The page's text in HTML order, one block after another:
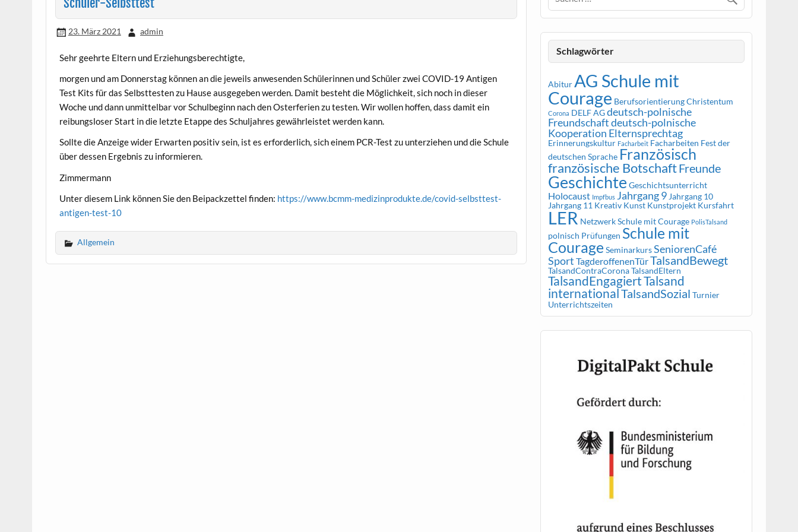
23. März 2021 admin
Sehr geehrte Eltern und Erziehungsberechtigte,
morgen und am Donnerstag können an die jeweils anwesenden Schülerinnen und Schüler zwei COVID-19 Antigen
Test Kits für das Selbsttesten zu Hause ausgegeben werden. Damit besteht die Möglichkeit, sich noch in dieser
Woche und dann unmittelbar vor Schulbeginn nach den Osterferien zu testen. Wir wollen hoffen, dass damit ein
reibungsloser Start in die letzte Etappe des Schuljahres gewährleistet werden kann.
Sollte die Anzeige wider Erwarten positiv sein, ist es erforderlich, sich einem PCR-Test zu unterziehen und die Schule
über dessen Ergebnis zu informieren.
Zimmermann
Unter diesem Link können Sie den Beipackzettel finden: https://www.bcmm-medizinprodukte.de/covid-selbsttest-
antigen-test-10
Allgemein
Schlagwörter
AbiturAG Schule mit
Courage BerufsorientierungChristentum
Corona DELF AGdeutsch-polnische
Freundschaftdeutsch-polnische
Kooperation Elternsprechtag
Erinnerungskultur Facharbeit Facharbeiten Fest der
deutschen Sprache Französisch
französische BotschaftFreunde
Geschichte Geschichtsunterricht
Holocaust Impfbus Jahrgang 9 Jahrgang 10
Jahrgang 11 Kreativ Kunst Kunstprojekt Kursfahrt
LER Netzwerk Schule mit Courage PolisTalsand
polnisch Prüfungen Schule mit
Courage SeminarkursSeniorenCafé
Sport TagderoffenenTürTalsandBewegt
TalsandContraCoronaTalsandEltern
TalsandEngagiertTalsand
internationalTalsandSozial Turnier
Unterrichtszeiten